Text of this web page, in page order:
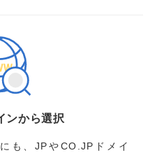
ンから選択
も、JPやCO.JPドメイ